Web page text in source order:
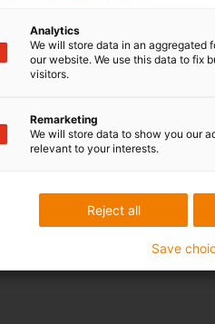
Analytics
We will store data in an aggregated
our website. We use this data to fix
visitors.
Remarketing
We will store data to show you our
relevant to your interests.
Reject all
Save